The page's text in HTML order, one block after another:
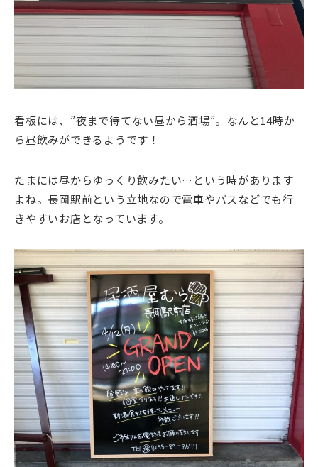
看板には、”夜まで待てない昼から酒場”。なんと14時か
ら昼飲みができるようです！
たまには昼からゆっくり飲みたい…という時があります
よね。長岡駅前という立地なので電車やバスなどでも行
きやすいお店となっています。